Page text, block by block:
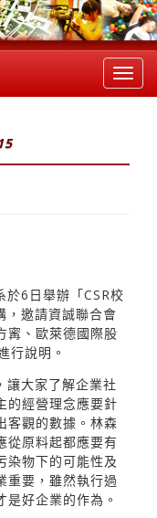
於6日舉辦「CSR校
，邀請資誠聯合會
寗、歐萊德國際股
行說明。
讓大家了解企業社
的經營理念應要針
客觀的數據。林森
從原料起都應要有
染物下的可能性及
重要，雖然執行過
好企業的作為。